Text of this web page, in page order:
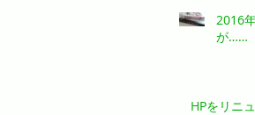
2016
が……
HPをリニ